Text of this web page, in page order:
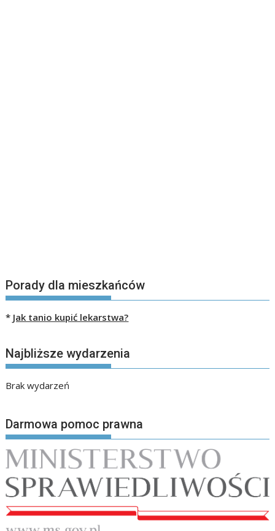
Porady dla mieszkańców
* Jak tanio kupić lekarstwa?
Najbliższe wydarzenia
Brak wydarzeń
Darmowa pomoc prawna